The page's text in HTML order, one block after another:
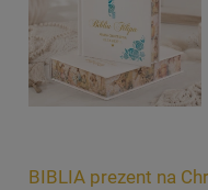
BIBLIA prezent na